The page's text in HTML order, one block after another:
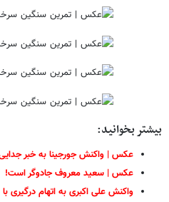
بیشتر بخوانید:
عکس | واکنش جورجینا به خبر جدایی
عکس | سعید معروف جادوگر است!
واکنش علی اکبری به اتهام درگیری